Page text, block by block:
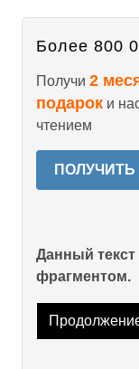
Более 800
Получи 2
подарок и
чтением
Данный
фрагментом.